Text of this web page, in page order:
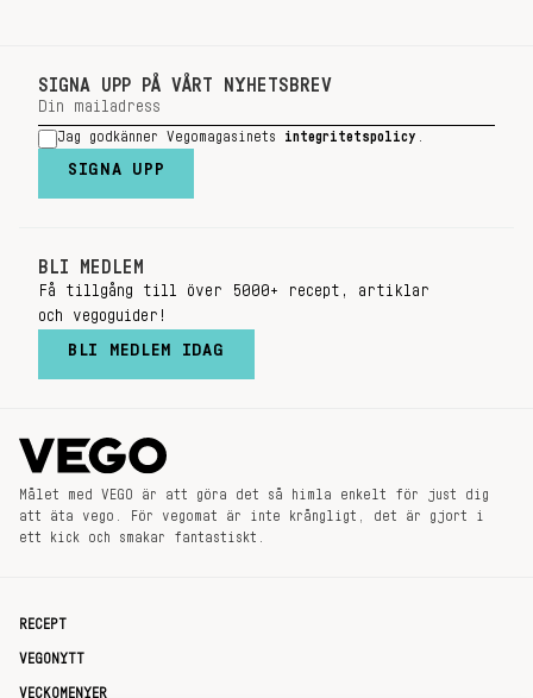
SIGNA UPP PÅ VÅRT NYHETSBREV
Jag godkänner Vegomagasinets integritetspolicy
SIGNA UPP
BLI MEDLEM
Få tillgång till över 5000+ recept, artiklar
och vegoguider!
BLI MEDLEM IDAG
Målet med VEGO är att göra det så himla enkelt för just dig
att äta vego. För vegomat är inte krångligt, det är gjort i
ett kick och smakar fantastiskt.
RECEPT
VEGONYTT
VECKOMENYER